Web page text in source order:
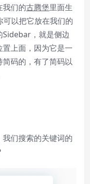
我们的古腾堡里面生
以把它放在我们的
Sidebar，就是侧边
上面，因为它是一
码的，有了简码以
们搜索的关键词的